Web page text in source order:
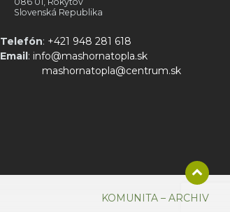
Slovenská Republika
Telefón: +421 948 281 618
Email : info@mashornatopla.sk
mashornatopla@centrum.sk
KOMUNITA – ARCHIV